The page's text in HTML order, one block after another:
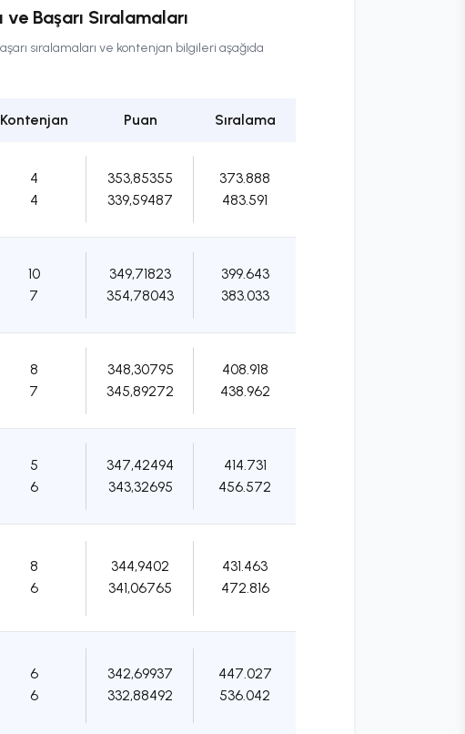
Başarı Sıralamaları
sıralamaları ve kontenjan bilgileri aşağıda
Kontenjan Puan Sıralama
4
4
353,85355
339,59487
373.888
483.591
10
7
349,71823
354,78043
399.643
383.033
8
7
348,30795
345,89272
408.918
438.962
5
6
347,42494
343,32695
414.731
456.572
8
6
344,9402
341,06765
431.463
472.816
6
6
342,69937
332,88492
447.027
536.042